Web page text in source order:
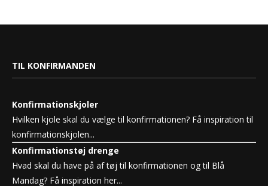
TIL KONFIRMANDEN
Konfirmationskjoler
Hvilken kjole skal du vælge til konfirmationen? Få inspiration til
konfirmationskjolen...
Konfirmationstøj drenge
Hvad skal du have på af tøj til konfirmationen og til Blå
Mandag? Få inspiration her...